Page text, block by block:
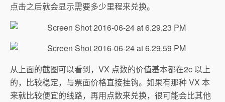
点击之后就会显示需要多少里程来兑换。
从上面的截图可以看到，VX 点数的价值基本都在2c 以上
的，比较稳定，与票面价格直接挂钩。如果有那种 VX 本
来就比较便宜的线路，再用点数来兑换，很可能会比其他